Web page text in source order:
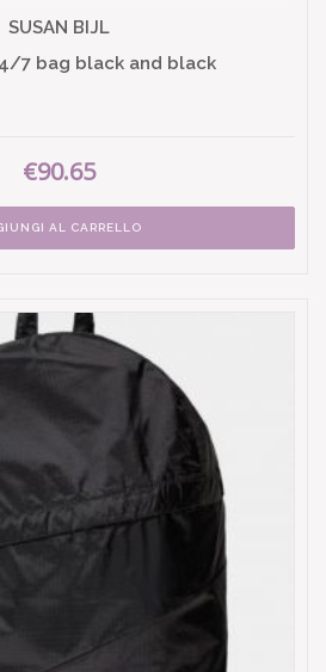
SUSAN BIJL
7 bag black and black
€90.65
AL CARRELLO